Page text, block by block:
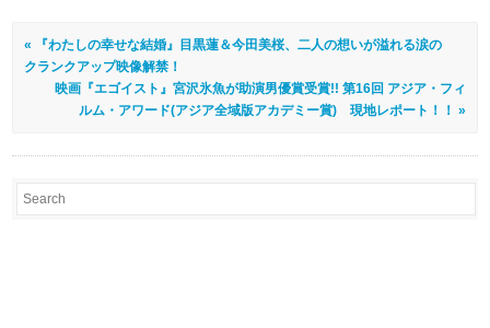
« 『わたしの幸せな結婚』目黒蓮＆今田美桜、二人の想いが溢れる涙の
クランクアップ映像解禁！
映画『エゴイスト』宮沢氷魚が助演男優賞受賞!! 第16回 アジア・フィ
ルム・アワード(アジア全域版アカデミー賞) 現地レポート！！ »